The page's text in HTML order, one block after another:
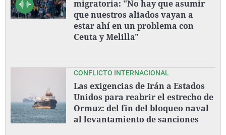
migratoria: "No hay que asumir
que nuestros aliados vayan a
estar ahí en un problema con
Ceuta y Melilla"
CONFLICTO INTERNACIONAL
Las exigencias de Irán a Estados
Unidos para reabrir el estrecho de
Ormuz: del fin del bloqueo naval
al levantamiento de sanciones